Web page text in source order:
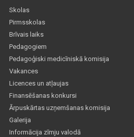
Skolas
Pirmsskolas
Brīvais laiks
Pedagogiem
Pedagoģiski medicīniskā komisija
Vakances
Licences un atļaujas
Finansēšanas konkursi
Ārpuskārtas uzņemšanas komisija
Galerija
Informācija zīmju valodā